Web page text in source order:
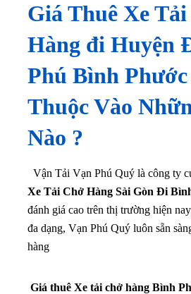
Giá Thuê Xe
Hàng đi Huyện
Phú Bình
Thuộc Vào
Nào ?
Vận Tải Vạn Phú Quý là công ty
Xe Tải Chở Hàng Sài Gòn Đi
đánh giá cao trên thị trường hiện
đa dạng, Vạn Phú Quý luôn sẵn
hàng
Giá thuê Xe tải chở hàng Bình